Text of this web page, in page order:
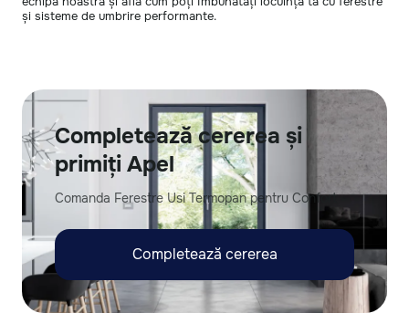
și sisteme de umbrire performante.
Completează cererea și
primiți Apel
Comanda Ferestre Usi Termopan pentru Confort
Completează cererea